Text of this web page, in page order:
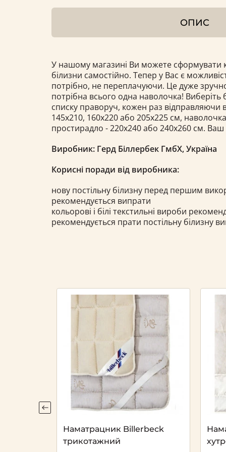
ОПИС
У нашому магазині Ви можете сформувати
білизни самостійно. Тепер у Вас є
потрібно, не переплачуючи. Це дуже
потрібна всього одна наволочка! Виберіть
списку праворуч, кожен раз відправляючи
145х210, 160x220 або 205x225 см,
простирадло - 220x240 або 240х260 см.
Виробник: Герд Біллербек ГмбХ, Україна
Корисні поради від виробника:
нову постільну білизну перед першим
рекомендується випрати
кольорові і білі текстильні вироби
рекомендується прати постільну білизну
Наматрацник Billerbeck
трикотажний